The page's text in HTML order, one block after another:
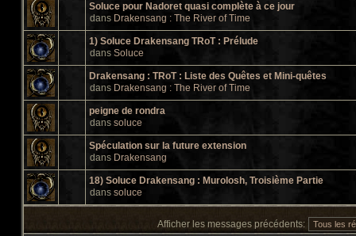
Soluce pour Nadoret quasi complète à ce jour
dans Drakensang : The River of Time
1) Soluce Drakensang TRoT : Prélude
dans Soluce
Drakensang : TRoT : Liste des Quêtes et Mini-quêtes
dans Drakensang : The River of Time
peigne de rondra
dans soluce
Spéculation sur la future extension
dans Drakensang
18) Soluce Drakensang : Murolosh, Troisième Partie
dans soluce
Afficher les messages précédents: